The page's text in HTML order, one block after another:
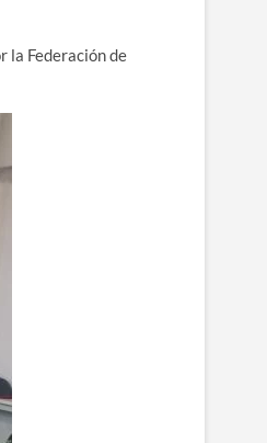
la Federación de